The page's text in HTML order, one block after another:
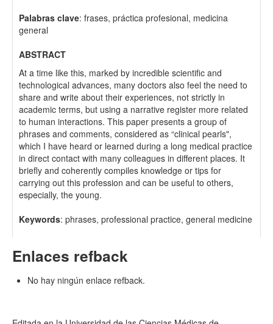
Palabras clave: frases, práctica profesional, medicina
general
ABSTRACT
At a time like this, marked by incredible scientific and
technological advances, many doctors also feel the need to
share and write about their experiences, not strictly in
academic terms, but using a narrative register more related
to human interactions. This paper presents a group of
phrases and comments, considered as “clinical pearls",
which I have heard or learned during a long medical practice
in direct contact with many colleagues in different places. It
briefly and coherently compiles knowledge or tips for
carrying out this profession and can be useful to others,
especially, the young.
Keywords: phrases, professional practice, general medicine
Enlaces refback
No hay ningún enlace refback.